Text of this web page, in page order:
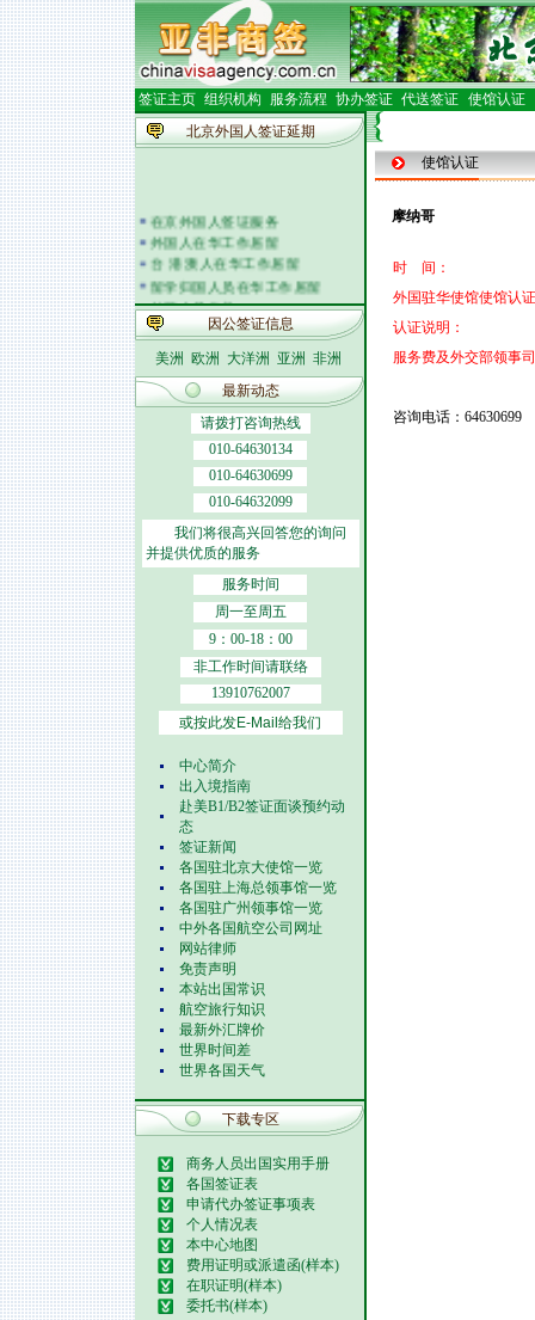
签证主页 组织机构 服务流程 协办签证 代送签证 使馆认证
北京外国人签证延期
在京外国人签证服务
外国人在华工作居留
台 港 澳人在华工作居留
留学归国人员在华工作居留
外籍人员体检
外国人在华开车
签证邀请函电
外商投资企业
外国(地区)企业常驻代表机构
北京市居民出境证件
因公签证信息
美洲 欧洲 大洋洲 亚洲 非洲
最新动态
请拨打咨询热线
010-64630134
010-64630699
010-64632099
我们将很高兴回答您的询问
并提供优质的服务
服务时间
周一至周五
9：00-18：00
非工作时间请联络
13910762007
或按此发E-Mail给我们
中心简介
出入境指南
赴美B1/B2签证面谈预约动
态
签证新闻
各国驻北京大使馆一览
各国驻上海总领事馆一览
各国驻广州领事馆一览
中外各国航空公司网址
网站律师
免责声明
本站出国常识
航空旅行知识
最新外汇牌价
世界时间差
世界各国天气
下载专区
商务人员出国实用手册
各国签证表
申请代办签证事项表
个人情况表
本中心地图
费用证明或派遣函(样本)
在职证明(样本)
委托书(样本)
使馆认证
摩纳哥
时 间：
外国驻华使馆使馆认
认证说明：
服务费及外交部领事
咨询电话：64630699